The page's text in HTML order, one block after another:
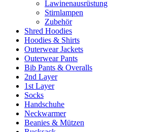
Lawinenausrüstung
Stirnlampen
Zubehör
Shred Hoodies
Hoodies & Shirts
Outerwear Jackets
Outerwear Pants
Bib Pants & Overalls
2nd Layer
1st Layer
Socks
Handschuhe
Neckwarmer
Beanies & Mützen